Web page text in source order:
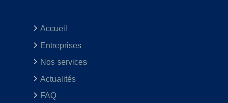
Accueil
Entreprises
Nos services
Actualités
FAQ